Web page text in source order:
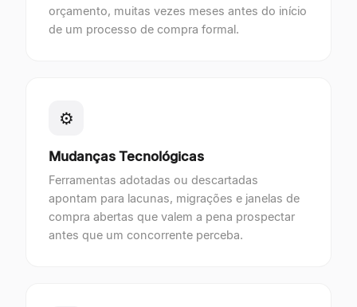
orçamento, muitas vezes meses antes do início
de um processo de compra formal.
⚙
Mudanças Tecnológicas
Ferramentas adotadas ou descartadas
apontam para lacunas, migrações e janelas de
compra abertas que valem a pena prospectar
antes que um concorrente perceba.